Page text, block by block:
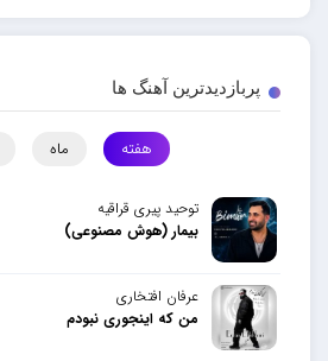
پربازدیدترین آهنگ ها
هفته ماه
توحید پیری قراقیه
بیمار (هوش مصنوعی)
عرفان افتخاری
من که اینجوری نبودم